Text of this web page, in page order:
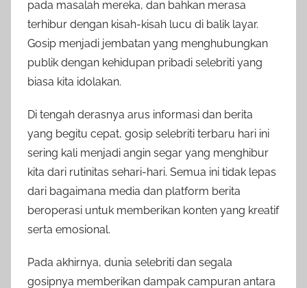
pada masalah mereka, dan bahkan merasa
terhibur dengan kisah-kisah lucu di balik layar.
Gosip menjadi jembatan yang menghubungkan
publik dengan kehidupan pribadi selebriti yang
biasa kita idolakan.
Di tengah derasnya arus informasi dan berita
yang begitu cepat, gosip selebriti terbaru hari ini
sering kali menjadi angin segar yang menghibur
kita dari rutinitas sehari-hari. Semua ini tidak lepas
dari bagaimana media dan platform berita
beroperasi untuk memberikan konten yang kreatif
serta emosional.
Pada akhirnya, dunia selebriti dan segala
gosipnya memberikan dampak campuran antara